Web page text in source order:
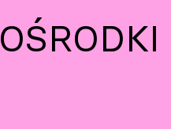
OŚRODKI